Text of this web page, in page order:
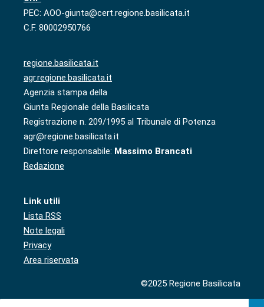
PEC: AOO-giunta@cert.regione.basilicata.it
C.F. 80002950766
regione.basilicata.it
agr.regione.basilicata.it
Agenzia stampa della
Giunta Regionale della Basilicata
Registrazione n. 209/1995 al Tribunale di Potenza
agr@regione.basilicata.it
Direttore responsabile: Massimo Brancati
Redazione
Link utili
Lista RSS
Note legali
Privacy
Area riservata
©2025 Regione Basilicata